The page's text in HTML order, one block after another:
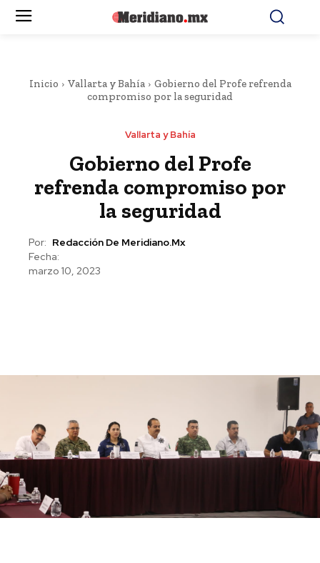
Inicio Vallarta y Bahía
Gobierno del Profe refrenda
compromiso por la seguridad
Vallarta y Bahía
Gobierno del Profe
refrenda compromiso por
la seguridad
Por: Redacción De Meridiano.mx
Fecha:
marzo 10, 2023